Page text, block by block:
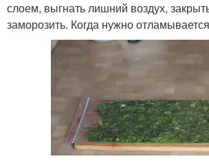
слоем, выгнать лишний воздух,
заморозить. Когда нужно